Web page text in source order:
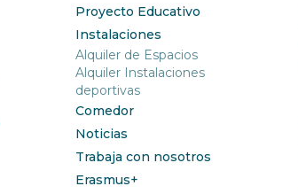
Proyecto Educativo
Instalaciones
Alquiler de Espacios
Alquiler Instalaciones
deportivas
Comedor
Noticias
Trabaja con nosotros
Erasmus+